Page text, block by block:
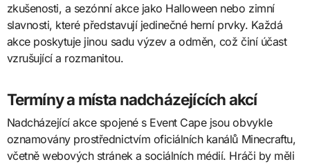
zkušenosti, a sezónní akce jako Halloween nebo zimní
slavnosti, které představují jedinečné herní prvky. Každá
akce poskytuje jinou sadu výzev a odměn, což činí účast
vzrušující a rozmanitou.
Termíny a místa nadcházejících akcí
Nadcházející akce spojené s Event Cape jsou obvykle
oznamovány prostřednictvím oficiálních kanálů Minecraftu,
včetně webových stránek a sociálních médií. Hráči by měli